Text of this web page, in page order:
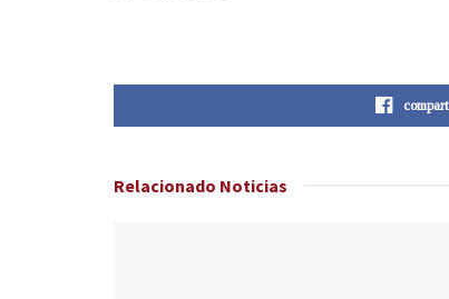
Relacionado Noticias